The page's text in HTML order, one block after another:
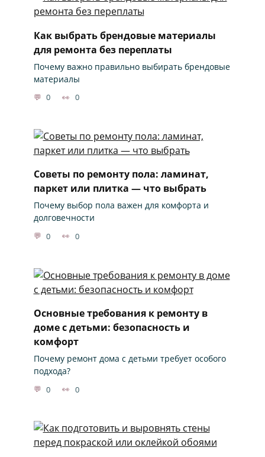
Как выбрать брендовые материалы
для ремонта без переплаты
Почему важно правильно выбирать брендовые
материалы
0 0
Советы по ремонту пола: ламинат,
паркет или плитка — что выбрать
Почему выбор пола важен для комфорта и
долговечности
0 0
Основные требования к ремонту в
доме с детьми: безопасность и
комфорт
Почему ремонт дома с детьми требует особого
подхода?
0 0